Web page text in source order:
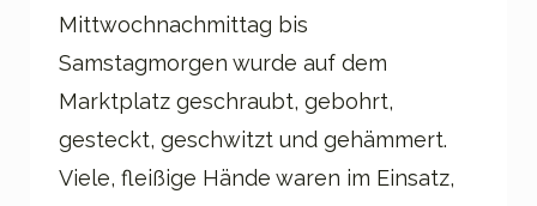
Mittwochnachmittag bis
Samstagmorgen wurde auf dem
Marktplatz geschraubt, gebohrt,
gesteckt, geschwitzt und gehämmert.
Viele, fleißige Hände waren im Einsatz,